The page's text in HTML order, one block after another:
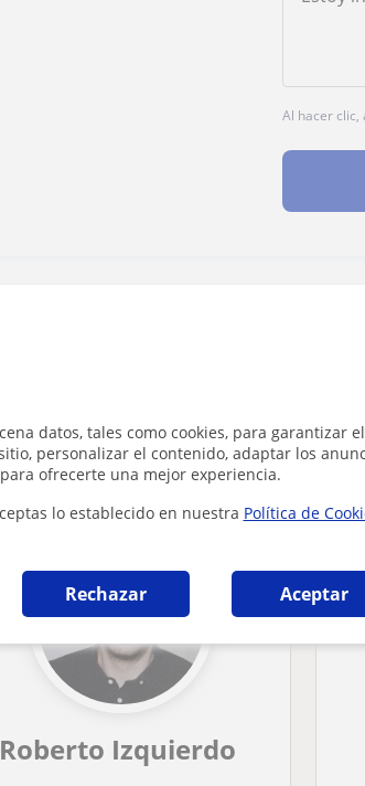
datos, tales como cookies, para garantizar el
personalizar el contenido, adaptar los
ofrecerte una mejor experiencia.
lo establecido en nuestra Política de
Rechazar Aceptar
Al hacer
de Jarama que pueden
Roberto Izquierdo